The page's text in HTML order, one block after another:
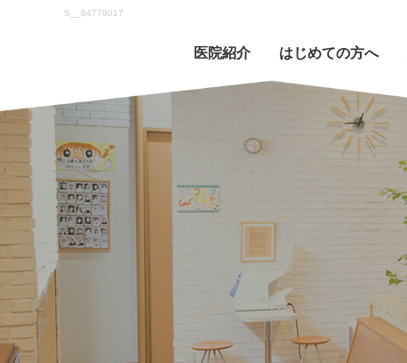
S__84779017
医院紹介 はじめての方へ